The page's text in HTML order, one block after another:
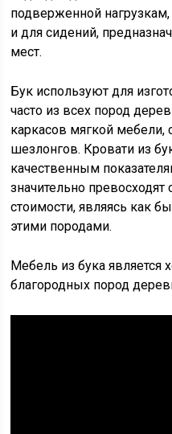
подверженной
и для сидений,
мест.
Бук используют для
часто из всех пород
каркасов мягкой мебели,
шезлонгов. Кровати из
качественным
значительно превосходят
стоимости, являясь как
этими породами.
Мебель из бука
благородных пород